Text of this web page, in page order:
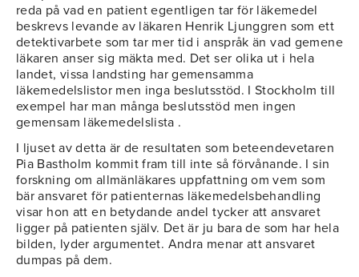
reda på vad en patient egentligen tar för läkemedel
beskrevs levande av läkaren Henrik Ljunggren som ett
detektivarbete som tar mer tid i anspråk än vad gemene
läkaren anser sig mäkta med. Det ser olika ut i hela
landet, vissa landsting har gemensamma
läkemedelslistor men inga beslutsstöd. I Stockholm till
exempel har man många beslutsstöd men ingen
gemensam läkemedelslista .
I ljuset av detta är de resultaten som beteendevetaren
Pia Bastholm kommit fram till inte så förvånande. I sin
forskning om allmänläkares uppfattning om vem som
bär ansvaret för patienternas läkemedelsbehandling
visar hon att en betydande andel tycker att ansvaret
ligger på patienten själv. Det är ju bara de som har hela
bilden, lyder argumentet. Andra menar att ansvaret
dumpas på dem.